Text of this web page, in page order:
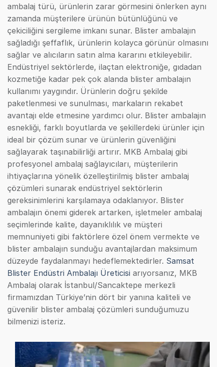
ambalaj türü, ürünlerin zarar görmesini önlerken aynı
zamanda müşterilere ürünün bütünlüğünü ve
çekiciliğini sergileme imkanı sunar. Blister ambalajın
sağladığı şeffaflık, ürünlerin kolayca görünür olmasını
sağlar ve alıcıların satın alma kararını etkileyebilir.
Endüstriyel sektörlerde, ilaçtan elektroniğe, gıdadan
kozmetiğe kadar pek çok alanda blister ambalajın
kullanımı yaygındır. Ürünlerin doğru şekilde
paketlenmesi ve sunulması, markaların rekabet
avantajı elde etmesine yardımcı olur. Blister ambalajın
esnekliği, farklı boyutlarda ve şekillerdeki ürünler için
ideal bir çözüm sunar ve ürünlerin güvenliğini
sağlayarak taşınabilirliği artırır. MKB Ambalaj gibi
profesyonel ambalaj sağlayıcıları, müşterilerin
ihtiyaçlarına yönelik özelleştirilmiş blister ambalaj
çözümleri sunarak endüstriyel sektörlerin
gereksinimlerini karşılamaya odaklanıyor. Blister
ambalajın önemi giderek artarken, işletmeler ambalaj
seçimlerinde kalite, dayanıklılık ve müşteri
memnuniyeti gibi faktörlere özel önem vermekte ve
blister ambalajın sunduğu avantajlardan maksimum
düzeyde faydalanmayı hedeflemektedirler. Samsat
Blister Endüstri Ambalajı Üreticisi arıyorsanız, MKB
Ambalaj olarak İstanbul/Sancaktepe merkezli
firmamızdan Türkiye’nin dört bir yanına kaliteli ve
güvenilir blister ambalaj çözümleri sunduğumuzu
bilmenizi isteriz.